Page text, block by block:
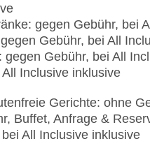
gegen Gebühr, bei
Gebühr, bei All
Gebühr, bei All
Inclusive inklusive
Gerichte: ohne
Buffet, Anfrage &
All Inclusive inklusive